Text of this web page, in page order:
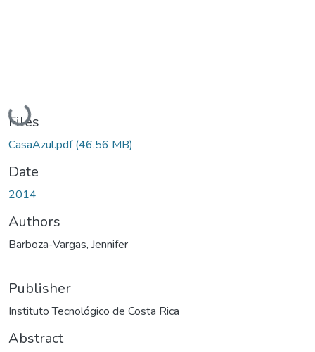
Loading...
Files
CasaAzul.pdf(46.56 MB)
Date
2014
Authors
Barboza-Vargas, Jennifer
Publisher
Instituto Tecnológico de Costa Rica
Abstract